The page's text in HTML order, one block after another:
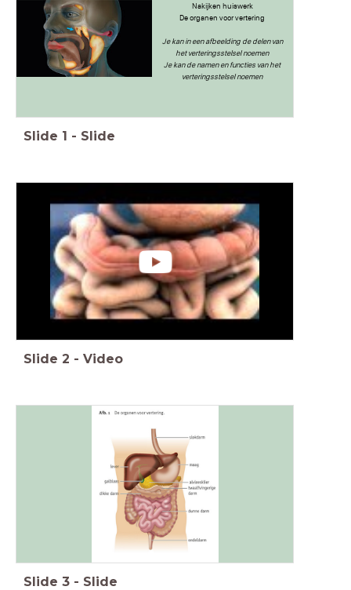
Nakijken huiswerk
De organen voor vertering
Je kan in een afbeelding de delen van
het verteringsstelsel noemen
Je kan de namen en functies van het
verteringsstelsel noemen
Slide 1 - Slide
Slide 2 - Video
Slide 3 - Slide